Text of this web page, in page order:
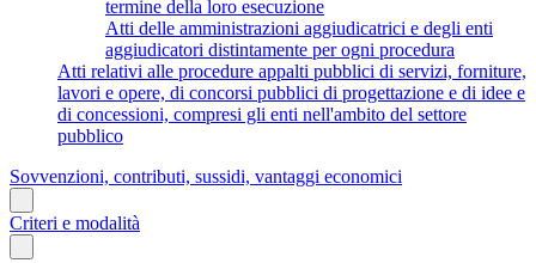
termine della loro esecuzione
Atti delle amministrazioni aggiudicatrici e degli enti
aggiudicatori distintamente per ogni procedura
Atti relativi alle procedure appalti pubblici di servizi, forniture,
lavori e opere, di concorsi pubblici di progettazione e di idee e
di concessioni, compresi gli enti nell'ambito del settore
pubblico
Sovvenzioni, contributi, sussidi, vantaggi economici
Criteri e modalità